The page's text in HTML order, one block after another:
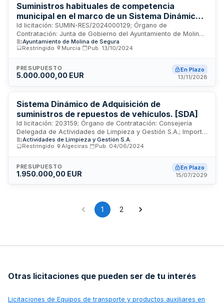
Suministros habituales de competencia
municipal en el marco de un Sistema Dinámico
de Adquisición
Id licitación: SUMIN-RES/2024000129; Órgano de
Contratación: Junta de Gobierno del Ayuntamiento de Molina
de Segura; Importe: 4999999.84 EUR; Estado: PUB
Ayuntamiento de Molina de Segura
Restringido
Murcia Pub. 13/10/2024
PRESUPUESTO
5.000.000,00 EUR
En Plazo
13/11/2028
Sistema Dinámico de Adquisición de
suministros de repuestos de vehículos. [SDA]
Id licitación: 203159; Órgano de Contratación: Consejería
Delegada de Actividades de Limpieza y Gestión S.A.; Importe:
390000 EUR; Estado: PUB
Actividades de Limpieza y Gestión S.A.
Restringido
Algeciras Pub. 04/06/2024
PRESUPUESTO
1.950.000,00 EUR
En Plazo
15/07/2029
1 2
Otras licitaciones que pueden ser de tu interés
Licitaciones de Equipos de transporte y productos auxiliares en